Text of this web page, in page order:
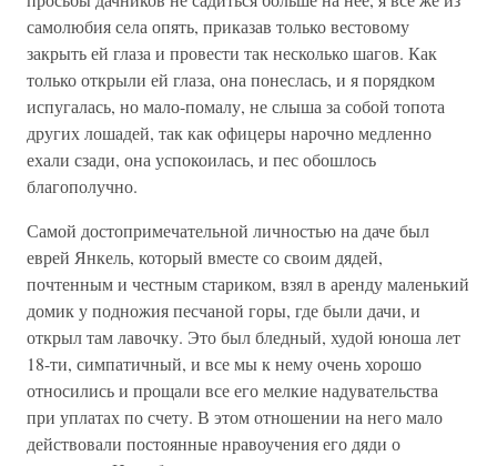
самолюбия села опять, приказав только вестовому
закрыть ей глаза и провести так несколько шагов. Как
только открыли ей глаза, она понеслась, и я порядком
испугалась, но мало-помалу, не слыша за собой топота
других лошадей, так как офицеры нарочно медленно
ехали сзади, она успокоилась, и пес обошлось
благополучно.
Самой достопримечательной личностью на даче был
еврей Янкель, который вместе со своим дядей,
почтенным и честным стариком, взял в аренду маленький
домик у подножия песчаной горы, где были дачи, и
открыл там лавочку. Это был бледный, худой юноша лет
18-ти, симпатичный, и все мы к нему очень хорошо
относились и прощали все его мелкие надувательства
при уплатах по счету. В этом отношении на него мало
действовали постоянные нравоучения его дяди о